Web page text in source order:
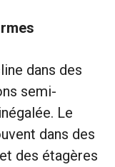
dans des
semi-
Le
dans des
des étagères